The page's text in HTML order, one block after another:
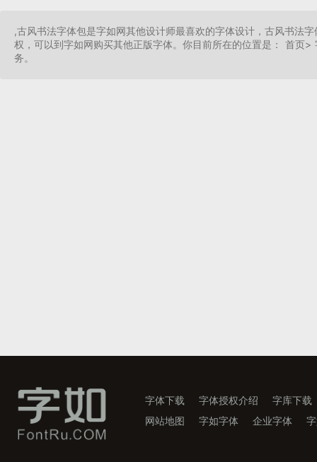
,古风书法字体包是字如网其他设计师最喜欢的字体设计，古风书法
权，可以到字如网购买其他正版字体。你目前所在的位置是： 首页
务。
字体下载 字体授权介绍
字库下载
网站地图
字如字体 企业字体